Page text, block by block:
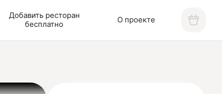
Добавить ресторан
бесплатно
О проекте